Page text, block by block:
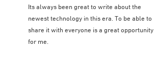
Its always been great to write about the
newest technology in this era. To be able to
share it with everyone is a great opportunity
for me.